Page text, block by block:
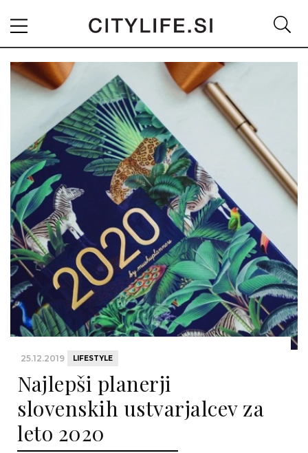
25.12.2019 LIFESTYLE
Najlepši planerji
slovenskih ustvarjalcev za
leto 2020